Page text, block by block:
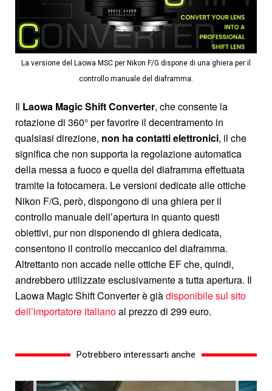
La versione del Laowa MSC per Nikon F/G dispone di una ghiera per il
controllo manuale del diaframma.
Il Laowa Magic Shift Converter, che consente la
rotazione di 360° per favorire il decentramento in
qualsiasi direzione, non ha contatti elettronici, il che
significa che non supporta la regolazione automatica
della messa a fuoco e quella del diaframma effettuata
tramite la fotocamera. Le versioni dedicate alle ottiche
Nikon F/G, però, dispongono di una ghiera per il
controllo manuale dell’apertura in quanto questi
obiettivi, pur non disponendo di ghiera dedicata,
consentono il controllo meccanico del diaframma.
Altrettanto non accade nelle ottiche EF che, quindi,
andrebbero utilizzate esclusivamente a tutta apertura. Il
Laowa Magic Shift Converter è giàdisponibile sul sito
dell’importatore italianoal prezzo di 299 euro.
Potrebbero interessarti anche